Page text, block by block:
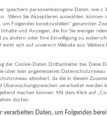
Verkauf,
Energie,
Vertriebsunterstützung
speichern personenbezogene Daten, wie
. Wenn Sie Akzeptieren auswählen, können
um Folgendes bereitzustellen“ genannten
Inhalte und Anzeigen, die für Sie weniger
ändern oder Ihre Einwilligung zu
wirkt sich auf unsere/n Website aus.
der Cookie-Daten Drittanbieter bei. Diese
über kein angemessenes
attestiert, da die in diesem
verarbeitet werden
machen können. Mit dem Klick auf
dürfen.
verarbeiten Daten, um Folgendes